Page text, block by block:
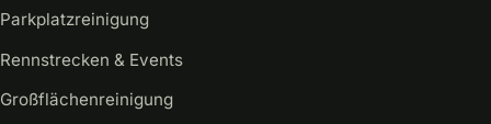
Parkplatzreinigung
Rennstrecken & Events
Großflächenreinigung